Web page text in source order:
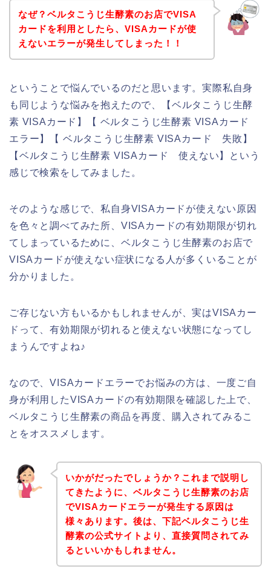
なぜ？ベルタこうじ生酵素のお店でVISA
カードを利用としたら、VISAカードが使
えないエラーが発生してしまった！！
ということで悩んでいるのだと思います。実際私自身
も同じような悩みを抱えたので、【ベルタこうじ生酵
素 VISAカード】【 ベルタこうじ生酵素 VISAカード
エラー】【 ベルタこうじ生酵素 VISAカード 失敗】
【ベルタこうじ生酵素 VISAカード 使えない】という
感じで検索をしてみました。
そのような感じで、私自身VISAカードが使えない原因
を色々と調べてみた所、VISAカードの有効期限が切れ
てしまっているために、ベルタこうじ生酵素のお店で
VISAカードが使えない症状になる人が多くいることが
分かりました。
ご存じない方もいるかもしれませんが、実はVISAカー
ドって、有効期限が切れると使えない状態になってし
まうんですよね♪
なので、VISAカードエラーでお悩みの方は、一度ご自
身が利用したVISAカードの有効期限を確認した上で、
ベルタこうじ生酵素の商品を再度、購入されてみるこ
とをオススメします。
いかがだったでしょうか？これまで説明し
てきたように、ベルタこうじ生酵素のお店
でVISAカードエラーが発生する原因は
様々あります。後は、下記ベルタこうじ生
酵素の公式サイトより、直接質問されてみ
るといいかもしれません。